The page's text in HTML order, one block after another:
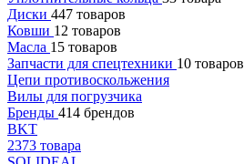
Диски 447 товаров
Ковши 12 товаров
Масла 15 товаров
Запчасти для спецтехники 10 товаров
Цепи противоскольжения
Вилы для погрузчика
Бренды 414 брендов
BKT
2373 товара